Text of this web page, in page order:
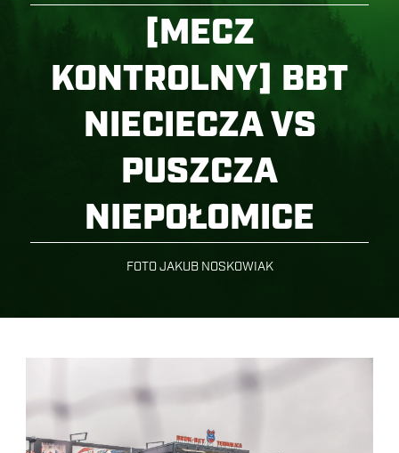
[MECZ
KONTROLNY] BBT
NIECIECZA VS
PUSZCZA
NIEPOŁOMICE
FOTO JAKUB NOSKOWIAK